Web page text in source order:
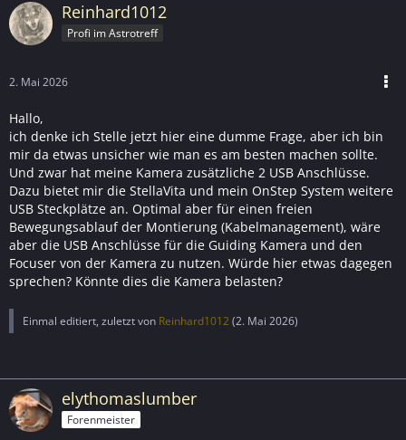
Reinhard1012
Profi im Astrotreff
2. Mai 2026
Hallo,
ich denke ich Stelle jetzt hier eine dumme Frage, aber ich bin
mir da etwas unsicher wie man es am besten machen sollte.
Und zwar hat meine Kamera zusätzliche 2 USB Anschlüsse.
Dazu bietet mir die StellaVita und mein OnStep System weitere
USB Steckplätze an. Optimal aber für einen freien
Bewegungsablauf der Montierung (Kabelmanagement), wäre
aber die USB Anschlüsse für die Guiding Kamera und den
Focuser von der Kamera zu nutzen. Würde hier etwas dagegen
sprechen? Könnte dies die Kamera belasten?
Einmal editiert, zuletzt von Reinhard1012 (2. Mai 2026)
elythomaslumber
Forenmeister